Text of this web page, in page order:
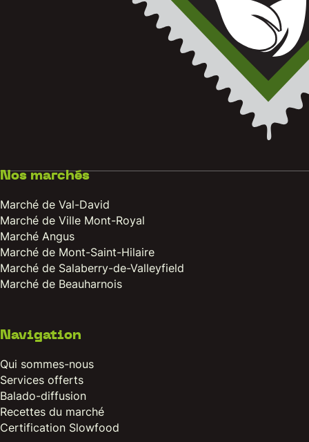
Nos marchés
Marché de Val-David
Marché de Ville Mont-Royal
Marché Angus
Marché de Mont-Saint-Hilaire
Marché de Salaberry-de-Valleyfield
Marché de Beauharnois
Navigation
Qui sommes-nous
Services offerts
Balado-diffusion
Recettes du marché
Certification Slowfood